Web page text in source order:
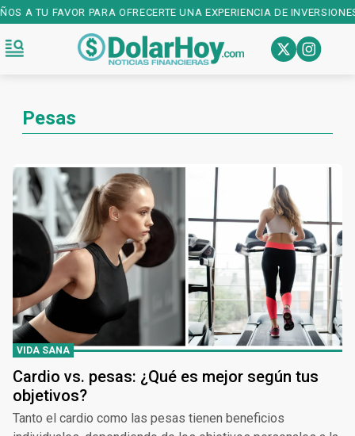
A TU FAVOR PARA OFRECERTE UNA EXPERIENCIA DE
Pesas
VIDA SANA
Cardio vs. pesas: ¿Qué es mejor según tus
objetivos?
Tanto el cardio como las pesas tienen beneficios